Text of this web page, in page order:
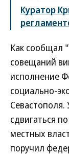
Куратор
Как сообщал
совещаний
исполнение
социально-
Севастополя.
сдвигаться
местных
поручил